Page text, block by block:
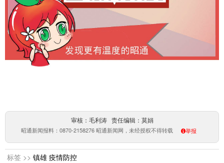
审核：毛利涛 责任编辑：莫娟
昭通新闻报料：0870-2158276 昭通新闻网，未经授权不得转载 举报
标签 >> 镇雄 疫情防控